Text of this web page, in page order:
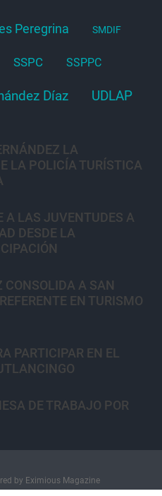
Peregrina SMDIF
SSPC SSPPC
Díaz UDLAP
LA
LA POLICÍA TURÍSTICA
LAS JUVENTUDES A
DESDE LA
A SAN
EN TURISMO
PARTICIPAR EN EL
DE TRABAJO POR
by Eximious Magazine